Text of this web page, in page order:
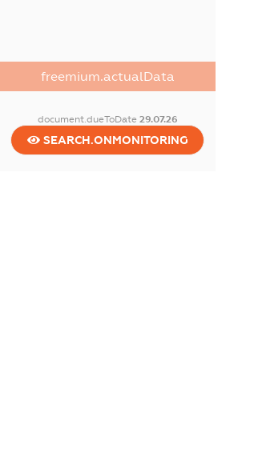
freemium.actualData
document.dueToDate 29.07.26
SEARCH.ONMONITORING